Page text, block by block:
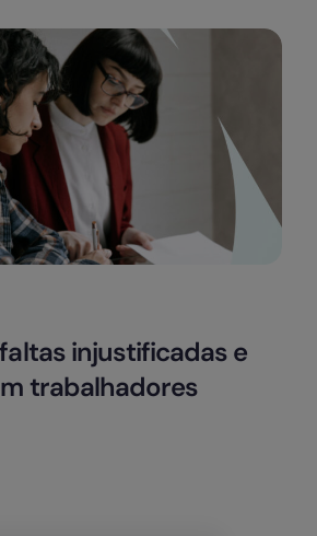
injustificadas e
trabalhadores